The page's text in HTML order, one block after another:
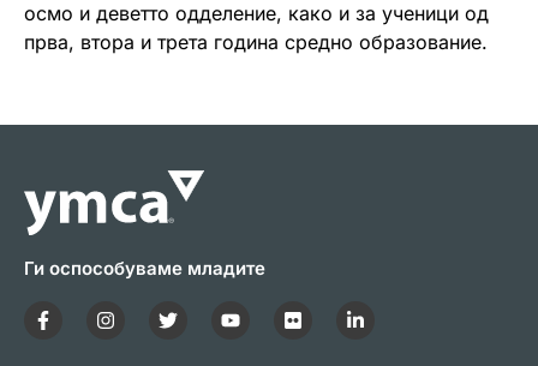
осмо и деветто одделение, како и за ученици од
прва, втора и трета година средно образование.
Ги оспособуваме младите